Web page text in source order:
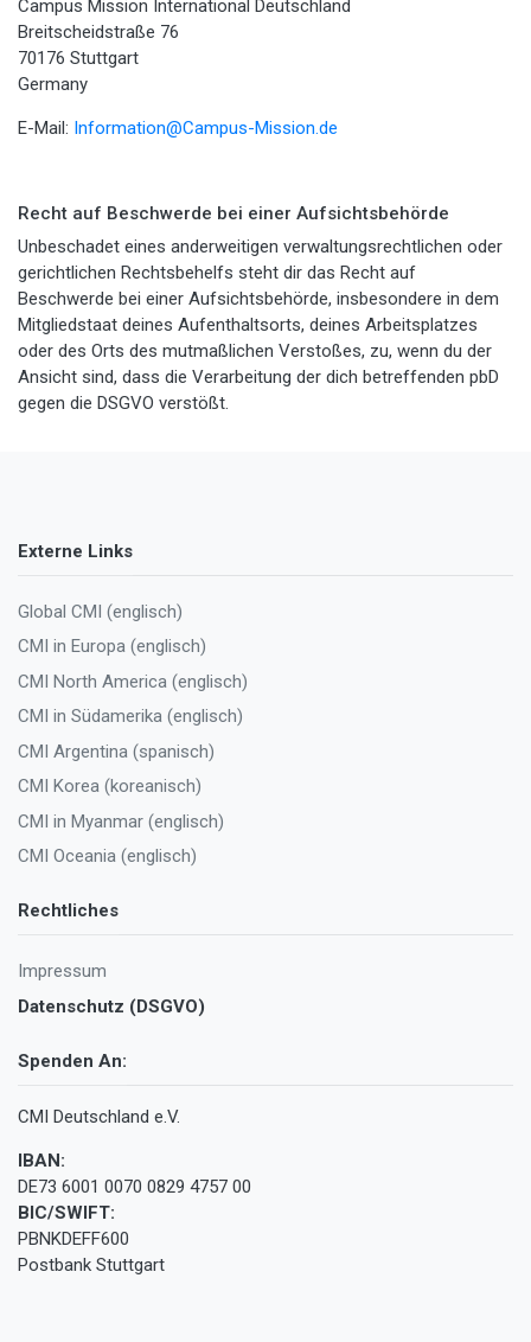
Campus Mission International Deutschland
Breitscheidstraße 76
70176 Stuttgart
Germany
E-Mail: Information@Campus-Mission.de
Recht auf Beschwerde bei einer Aufsichtsbehörde
Unbeschadet eines anderweitigen verwaltungsrechtlichen oder
gerichtlichen Rechtsbehelfs steht dir das Recht auf
Beschwerde bei einer Aufsichtsbehörde, insbesondere in dem
Mitgliedstaat deines Aufenthaltsorts, deines Arbeitsplatzes
oder des Orts des mutmaßlichen Verstoßes, zu, wenn du der
Ansicht sind, dass die Verarbeitung der dich betreffenden pbD
gegen die DSGVO verstößt.
Externe Links
Global CMI (englisch)
CMI in Europa (englisch)
CMI North America (englisch)
CMI in Südamerika (englisch)
CMI Argentina (spanisch)
CMI Korea (koreanisch)
CMI in Myanmar (englisch)
CMI Oceania (englisch)
Rechtliches
Impressum
Datenschutz (DSGVO)
Spenden An:
CMI Deutschland e.V.
IBAN:
DE73 6001 0070 0829 4757 00
BIC/SWIFT:
PBNKDEFF600
Postbank Stuttgart